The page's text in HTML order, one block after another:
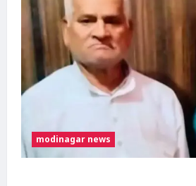
नाले
से
मिला
अज्ञात
व्यक्ति
का
शव,
जांच
में
जुटी
modinagar news